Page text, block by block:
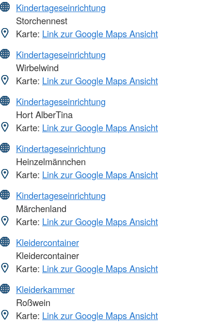
Kindertageseinrichtung
Storchennest
Karte: Link zur Google Maps Ansicht
Kindertageseinrichtung
Wirbelwind
Karte: Link zur Google Maps Ansicht
Kindertageseinrichtung
Hort AlberTina
Karte: Link zur Google Maps Ansicht
Kindertageseinrichtung
Heinzelmännchen
Karte: Link zur Google Maps Ansicht
Kindertageseinrichtung
Märchenland
Karte: Link zur Google Maps Ansicht
Kleidercontainer
Kleidercontainer
Karte: Link zur Google Maps Ansicht
Kleiderkammer
Roßwein
Karte: Link zur Google Maps Ansicht